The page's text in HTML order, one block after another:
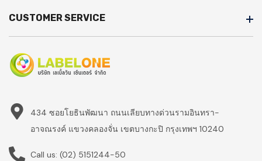
CUSTOMER SERVICE
434 ซอยโยธินพัฒนา ถนนเลียบทางด่วนรามอินทรา-
อาจณรงค์ แขวงคลองจั่น เขตบางกะปิ กรุงเทพฯ 10240
Call us: (02) 5151244-50